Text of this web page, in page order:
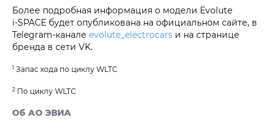
Более подробная информация о модели Evolute
i‑SPACE будет опубликована на официальном сайте, в
Telegram-канале evolute_electrocars и на странице
бренда в сети VK.
1 Запас хода по циклу WLTC
2 По циклу WLTC
Об АО ЭВИА